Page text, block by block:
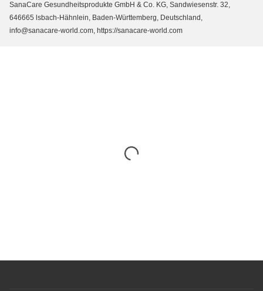
SanaCare Gesundheitsprodukte GmbH & Co. KG, Sandwiesenstr. 32,
646665 lsbach-Hähnlein, Baden-Württemberg, Deutschland,
info@sanacare-world.com, https://sanacare-world.com